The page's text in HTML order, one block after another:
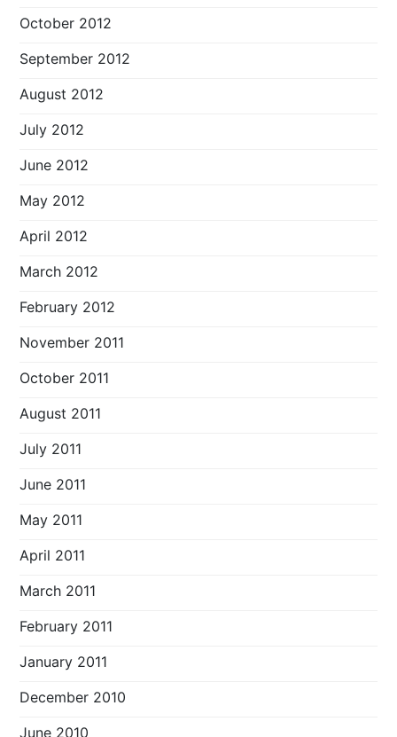
October 2012
September 2012
August 2012
July 2012
June 2012
May 2012
April 2012
March 2012
February 2012
November 2011
October 2011
August 2011
July 2011
June 2011
May 2011
April 2011
March 2011
February 2011
January 2011
December 2010
June 2010